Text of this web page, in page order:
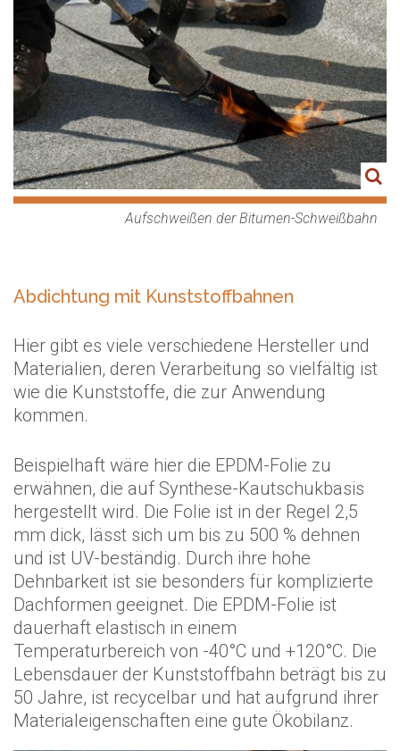
Aufschweißen der Bitumen-Schweißbahn
Abdichtung mit Kunststoffbahnen
Hier gibt es viele verschiedene Hersteller und
Materialien, deren Verarbeitung so vielfältig ist
wie die Kunststoffe, die zur Anwendung
kommen.
Beispielhaft wäre hier die EPDM-Folie zu
erwähnen, die auf Synthese-Kautschukbasis
hergestellt wird. Die Folie ist in der Regel 2,5
mm dick, lässt sich um bis zu 500 % dehnen
und ist UV-beständig. Durch ihre hohe
Dehnbarkeit ist sie besonders für komplizierte
Dachformen geeignet. Die EPDM-Folie ist
dauerhaft elastisch in einem
Temperaturbereich von -40°C und +120°C. Die
Lebensdauer der Kunststoffbahn beträgt bis zu
50 Jahre, ist recycelbar und hat aufgrund ihrer
Materialeigenschaften eine gute Ökobilanz.